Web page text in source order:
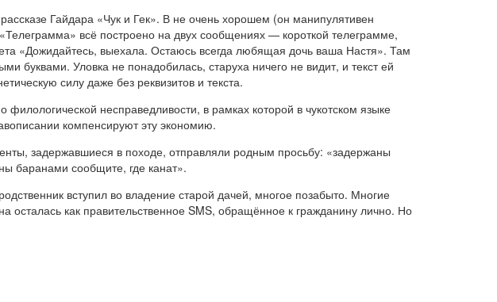
Гайдара «Чук и Гек». В не очень хорошем (он манипулятивен
всё построено на двух сообщениях — короткой телеграмме,
«Дожидайтесь, выехала. Остаюсь всегда любящая дочь ваша Настя». Там
буквами. Уловка не понадобилась, старуха ничего не видит, и текст ей
силу даже без реквизитов и текста.
несправедливости, в рамках которой в чукотском языке
компенсируют эту экономию.
задержавшиеся в походе, отправляли родным просьбу: «задержаны
баранами сообщите, где канат».
вступил во владение старой дачей, многое позабыто. Многие
осталась как правительственное SMS, обращённое к гражданину лично. Но